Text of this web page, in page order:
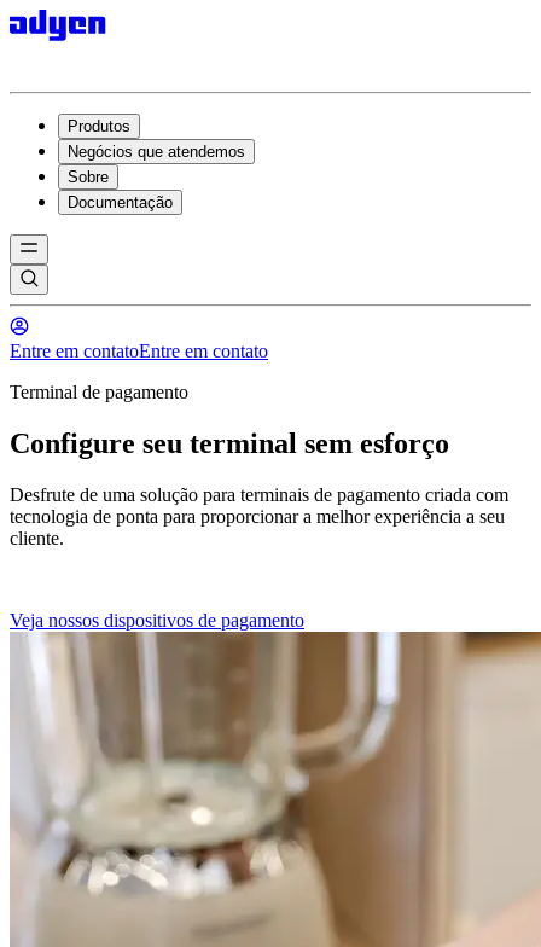
Produtos
Negócios que atendemos
Sobre
Documentação
Entre em contatoEntre em contato
Terminal de pagamento
Configure seu terminal sem esforço
Desfrute de uma solução para terminais de pagamento criada com
tecnologia de ponta para proporcionar a melhor experiência a seu
cliente.
Veja nossos dispositivos de pagamento